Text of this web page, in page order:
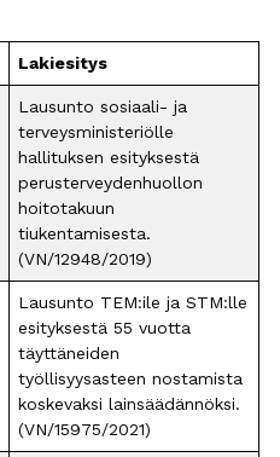
Lakiesitys
Lausunto sosiaali- ja
terveysministeriölle
hallituksen esityksestä
perusterveydenhuollon
hoitotakuun
tiukentamisesta.
(VN/12948/2019)
Lausunto TEM:ile ja STM:lle
esityksestä 55 vuotta
täyttäneiden
työllisyysasteen nostamista
koskevaksi lainsäädännöksi.
(VN/15975/2021)